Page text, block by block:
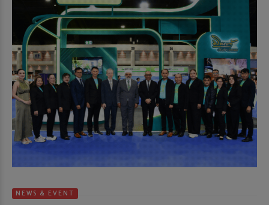
NEWS & EVENT